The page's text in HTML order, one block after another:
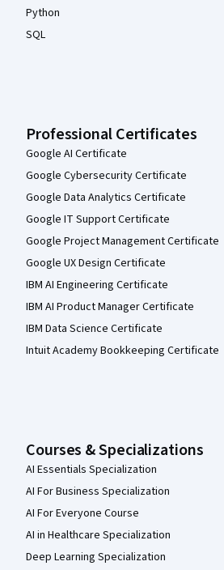
Python
SQL
Professional Certificates
Google AI Certificate
Google Cybersecurity Certificate
Google Data Analytics Certificate
Google IT Support Certificate
Google Project Management Certificate
Google UX Design Certificate
IBM AI Engineering Certificate
IBM AI Product Manager Certificate
IBM Data Science Certificate
Intuit Academy Bookkeeping Certificate
Courses & Specializations
AI Essentials Specialization
AI For Business Specialization
AI For Everyone Course
AI in Healthcare Specialization
Deep Learning Specialization